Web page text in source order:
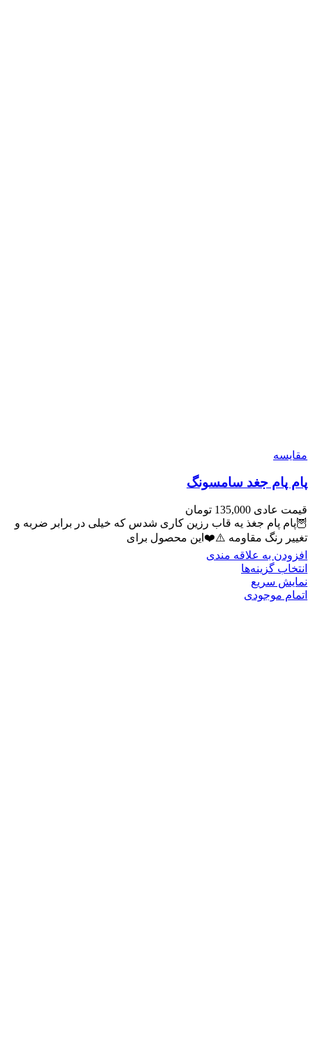
مقايسه
پام پام جغد سامسونگ
قیمت عادی 135,000 تومان
🦉پام پام جغذ یه قاب رزین کاری شدس که خیلی در برابر ضربه و
تغییر رنگ مقاومه ⚠️❤️این محصول برای
افزودن به علاقه مندی
انتخاب گزینه‌ها
نمایش سریع
اتمام موجودی